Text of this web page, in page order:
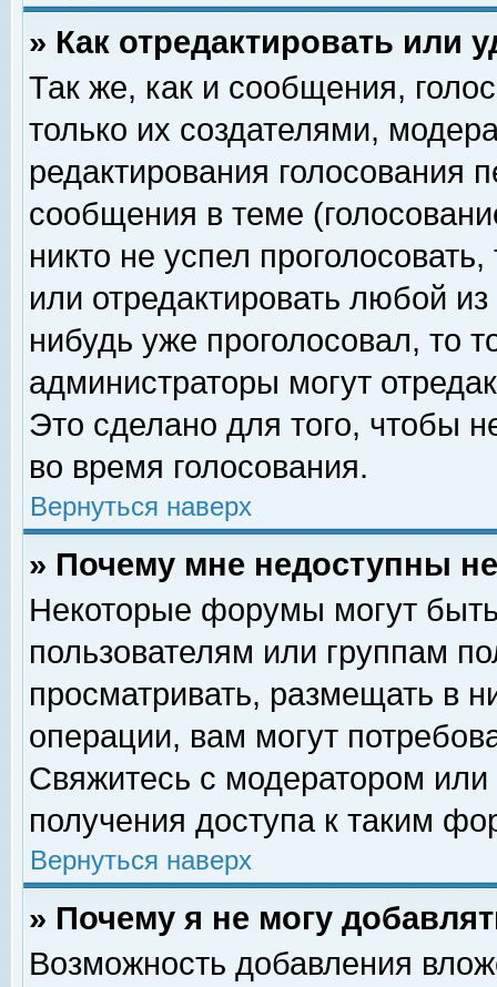
» Как отредактировать или
Так же, как и сообщения,
только их создателями,
редактирования голосования
сообщения в теме
никто не успел
или отредактировать любой
нибудь уже проголосовал, то
администраторы могут
Это сделано для того, чтобы
во время голосования.
Вернуться наверх
» Почему мне недоступны
Некоторые форумы могут
пользователям или группам
просматривать, размещать в
операции, вам могут
Свяжитесь с модератором
получения доступа к таким
Вернуться наверх
» Почему я не могу
Возможность добавления